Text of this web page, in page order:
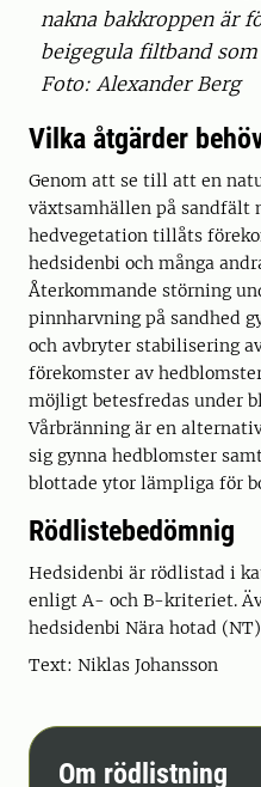
nakna bakkroppen är
beigegula filtband
Foto: Alexander Berg
Vilka åtgärder
Genom att se till att en
växtsamhällen på sandfält
hedvegetation tillåts
hedsidenbi och många
Återkommande störning
pinnharvning på sandhed
och avbryter stabilisering
förekomster av
möjligt betesfredas under
Vårbränning är en
sig gynna hedblomster
blottade ytor lämpliga för
Rödlistebedömnig
Hedsidenbi är rödlistad i
enligt A- och B-kriteriet.
hedsidenbi Nära hotad
Text: Niklas Johansson
Om rödlistning